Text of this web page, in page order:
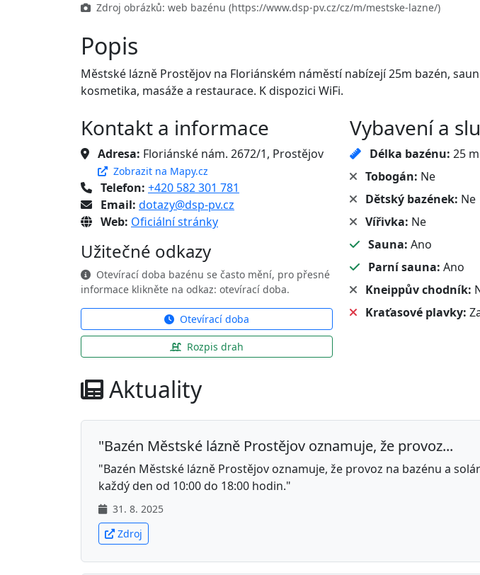
Zdroj obrázků: web bazénu (https://www.dsp-pv.cz/cz/m/mestske-lazne/)
Popis
Městské lázně Prostějov na Floriánském náměstí nabízejí 25m bazén,
kosmetika, masáže a restaurace. K dispozici WiFi.
Kontakt a informace
Adresa: Floriánské nám. 2672/1, Prostějov
Zobrazit na Mapy.cz
Telefon: +420 582 301 781
Email: dotazy@dsp-pv.cz
Web: Oficiální stránky
Užitečné odkazy
Otevírací doba bazénu se často mění, pro přesné
informace klikněte na odkaz: otevírací doba.
Otevírací doba
Rozpis drah
Vybavení a
Délka bazénu: 25 m
Tobogán: Ne
Dětský bazének: Ne
Vířivka: Ne
Sauna: Ano
Parní sauna: Ano
Kneippův chodník:
Kraťasové plavky:
Aktuality
"Bazén Městské lázně Prostějov oznamuje, že provoz...
"Bazén Městské lázně Prostějov oznamuje, že provoz na bazénu a
každý den od 10:00 do 18:00 hodin."
31. 8. 2025
Zdroj